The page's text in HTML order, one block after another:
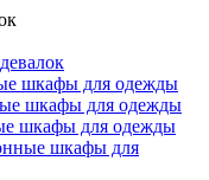
шкафы для одежды
шкафы для одежды
шкафы для одежды
шкафы для